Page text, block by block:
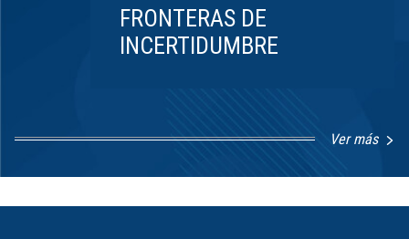
FRONTERAS DE
INCERTIDUMBRE
Ver más
8